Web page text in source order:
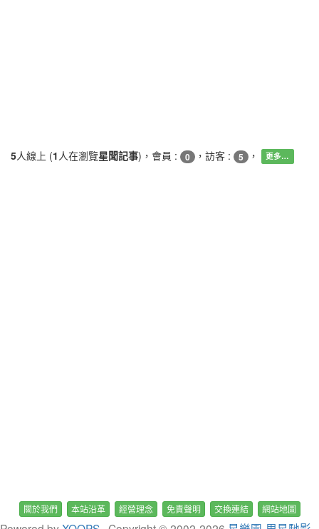
5人線上 (1 人在瀏覽星聞記事)，會員 : 0 ，訪客 : 5 ， 更多…
關於我們 本站沿革 經營理念 免責聲明 交換連結 網站地圖